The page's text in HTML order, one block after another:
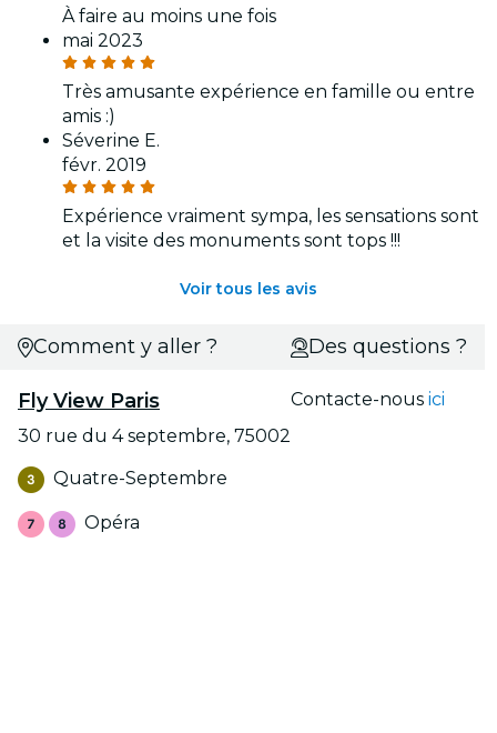
À faire au moins une fois
mai 2023
Très amusante expérience en famille ou entre
amis :)
Séverine E.
févr. 2019
Expérience vraiment sympa, les sensations sont
et la visite des monuments sont tops !!!
Voir tous les avis
Comment y aller ?
Fly View Paris
30 rue du 4 septembre, 75002
Quatre-Septembre
Opéra
Des questions ?
Contacte-nous ici